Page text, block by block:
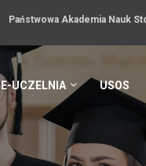
Państwowa Akademia Nauk
E-UCZELNIA USOS